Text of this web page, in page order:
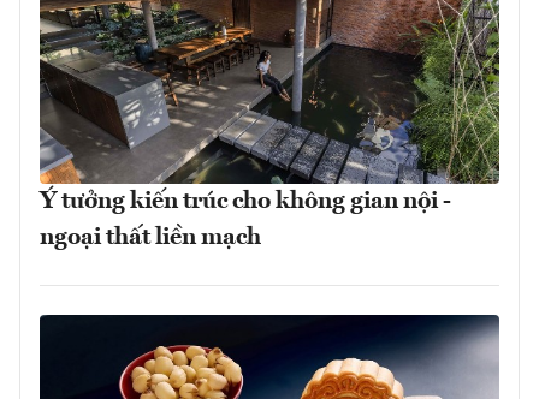
Ý tưởng kiến trúc cho không gian nội -
ngoại thất liền mạch